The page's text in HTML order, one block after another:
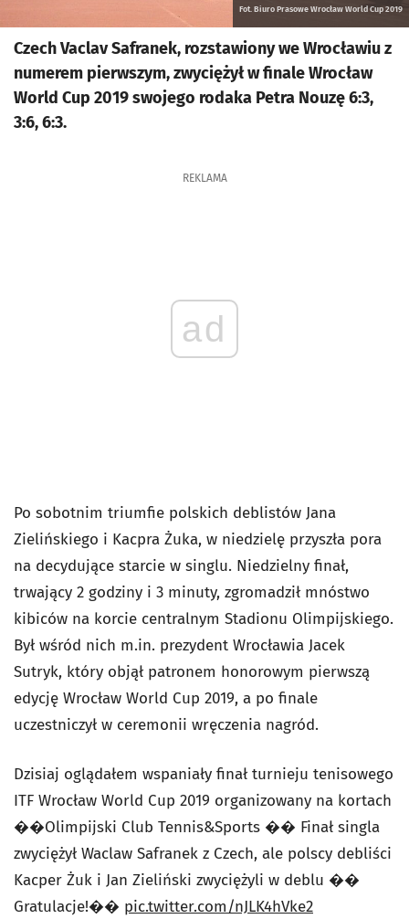
Fot. Biuro Prasowe Wrocław World Cup 2019
Czech Vaclav Safranek, rozstawiony we Wrocławiu z
numerem pierwszym, zwyciężył w finale Wrocław
World Cup 2019 swojego rodaka Petra Nouzę 6:3,
3:6, 6:3.
REKLAMA
ad
Po sobotnim triumfie polskich deblistów Jana
Zielińskiego i Kacpra Żuka, w niedzielę przyszła pora
na decydujące starcie w singlu. Niedzielny finał,
trwający 2 godziny i 3 minuty, zgromadził mnóstwo
kibiców na korcie centralnym Stadionu Olimpijskiego.
Był wśród nich m.in. prezydent Wrocławia Jacek
Sutryk, który objął patronem honorowym pierwszą
edycję Wrocław World Cup 2019, a po finale
uczestniczył w ceremonii wręczenia nagród.
Dzisiaj oglądałem wspaniały finał turnieju tenisowego
ITF Wrocław World Cup 2019 organizowany na kortach
��Olimpijski Club Tennis&Sports �� Finał singla
zwyciężył Waclaw Safranek z Czech, ale polscy debliści
Kacper Żuk i Jan Zieliński zwyciężyli w deblu ��
Gratulacje!�� pic.twitter.com/nJLK4hVke2